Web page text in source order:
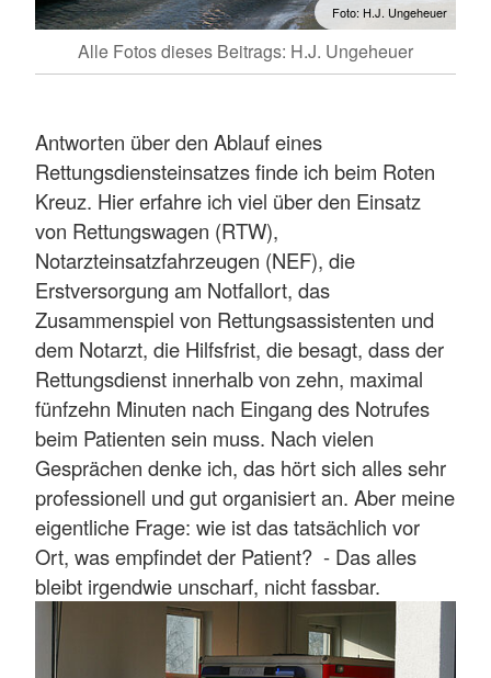
Foto: H.J. Ungeheuer
Alle Fotos dieses Beitrags: H.J. Ungeheuer
Antworten über den Ablauf eines
Rettungsdiensteinsatzes finde ich beim Roten
Kreuz. Hier erfahre ich viel über den Einsatz
von Rettungswagen (RTW),
Notarzteinsatzfahrzeugen (NEF), die
Erstversorgung am Notfallort, das
Zusammenspiel von Rettungsassistenten und
dem Notarzt, die Hilfsfrist, die besagt, dass der
Rettungsdienst innerhalb von zehn, maximal
fünfzehn Minuten nach Eingang des Notrufes
beim Patienten sein muss. Nach vielen
Gesprächen denke ich, das hört sich alles sehr
professionell und gut organisiert an. Aber meine
eigentliche Frage: wie ist das tatsächlich vor
Ort, was empfindet der Patient? - Das alles
bleibt irgendwie unscharf, nicht fassbar.